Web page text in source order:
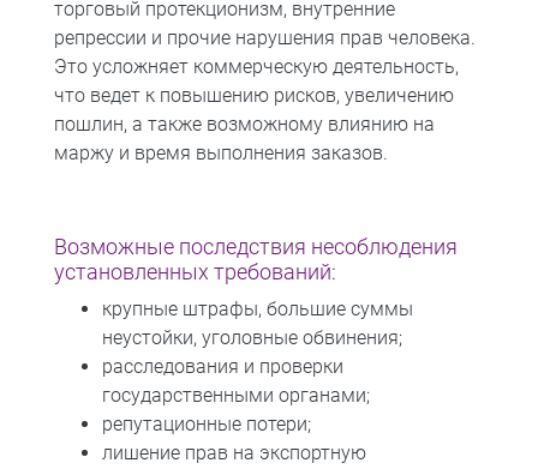
торговый протекционизм, внутренние
репрессии и прочие нарушения прав человека.
Это усложняет коммерческую деятельность,
что ведет к повышению рисков, увеличению
пошлин, а также возможному влиянию на
маржу и время выполнения заказов.
Возможные последствия несоблюдения
установленных требований:
крупные штрафы, большие суммы
неустойки, уголовные обвинения;
расследования и проверки
государственными органами;
репутационные потери;
лишение прав на экспортную